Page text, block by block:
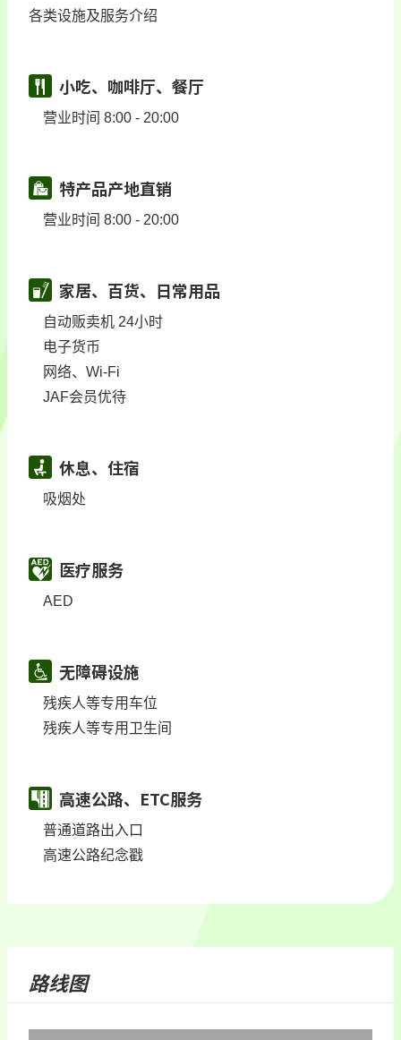
各类设施及服务介绍
小吃、咖啡厅、餐厅
营业时间 8:00 - 20:00
特产品产地直销
营业时间 8:00 - 20:00
家居、百货、日常用品
自动贩卖机 24小时
电子货币
网络、Wi-Fi
JAF会员优待
休息、住宿
吸烟处
医疗服务
AED
无障碍设施
残疾人等专用车位
残疾人等专用卫生间
高速公路、ETC服务
普通道路出入口
高速公路纪念戳
路线图